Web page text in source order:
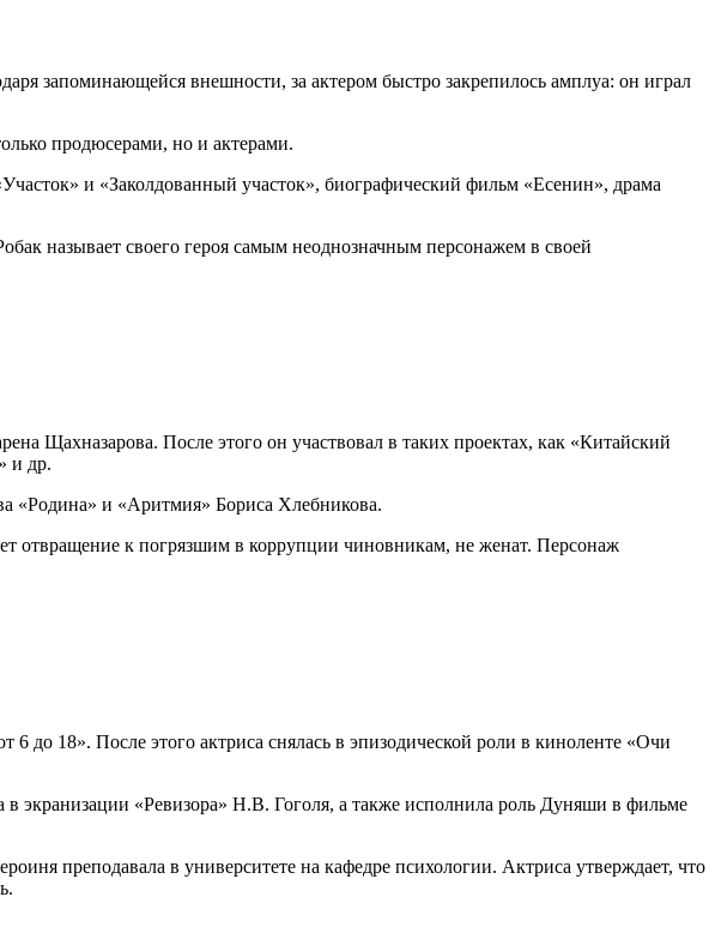
запоминающейся внешности, за актером быстро закрепилось амплуа: он играл
продюсерами, но и актерами.
и «Заколдованный участок», биографический фильм «Есенин», драма
называет своего героя самым неоднозначным персонажем в своей
Щахназарова. После этого он участвовал в таких проектах, как «Китайский
и др.
«Родина» и «Аритмия» Бориса Хлебникова.
отвращение к погрязшим в коррупции чиновникам, не женат. Персонаж
до 18». После этого актриса снялась в эпизодической роли в киноленте «Очи
экранизации «Ревизора» Н.В. Гоголя, а также исполнила роль Дуняши в фильме
преподавала в университете на кафедре психологии. Актриса утверждает, что